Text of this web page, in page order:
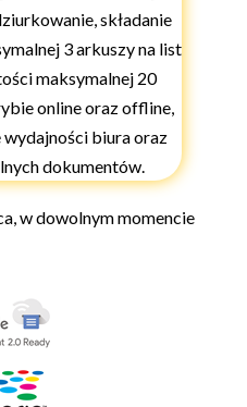
składanie
3 arkuszy na list
maksymalnej 20
online oraz offline,
biura oraz
dokumentów.
w dowolnym momencie